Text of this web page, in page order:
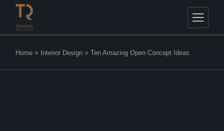
Home Interior Design Ten Amazing Open Concept Ideas